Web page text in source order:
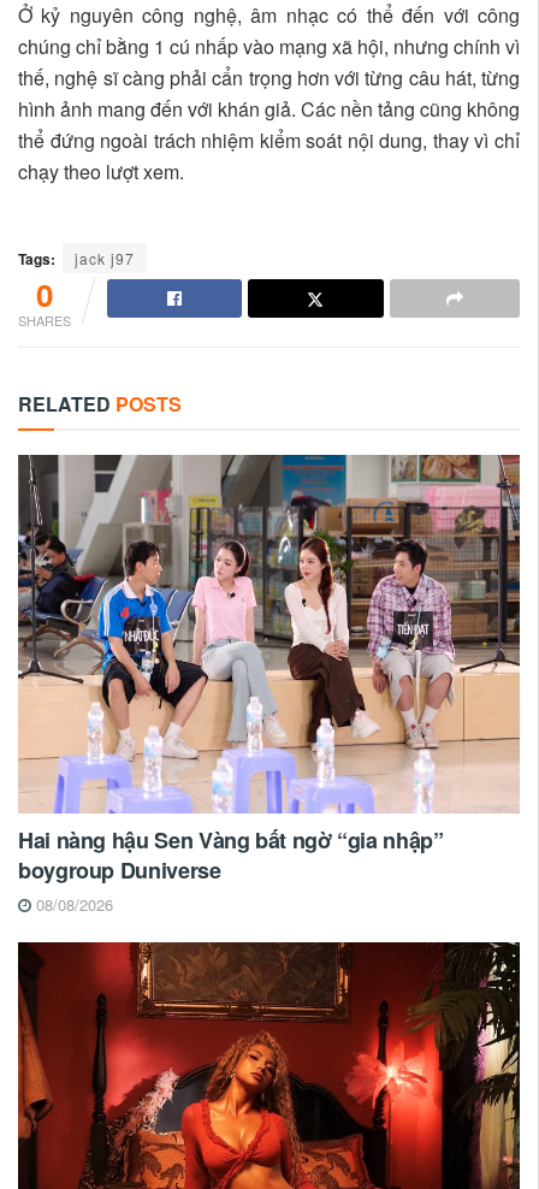
Ở kỷ nguyên công nghệ, âm nhạc có thể đến với công
chúng chỉ bằng 1 cú nhấp vào mạng xã hội, nhưng chính vì
thế, nghệ sĩ càng phải cẩn trọng hơn với từng câu hát, từng
hình ảnh mang đến với khán giả. Các nền tảng cũng không
thể đứng ngoài trách nhiệm kiểm soát nội dung, thay vì chỉ
chạy theo lượt xem.
Tags: jack j97
0
SHARES
RELATED POSTS
Hai nàng hậu Sen Vàng bất ngờ “gia nhập”
boygroup Duniverse
08/08/2026